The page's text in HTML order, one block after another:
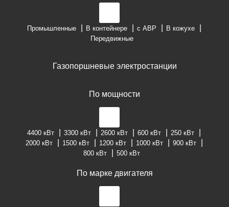
Промышленные В контейнере с АВР
В кожухе
Передвижные
Газопоршневые электростанции
По мощности
4400 кВт 3300 кВт 2600 кВт 600 кВт
250 кВт
2000 кВт
1500 кВт 1200 кВт 1000 кВт
900 кВт
800 кВт
500 кВт
По марке двигателя